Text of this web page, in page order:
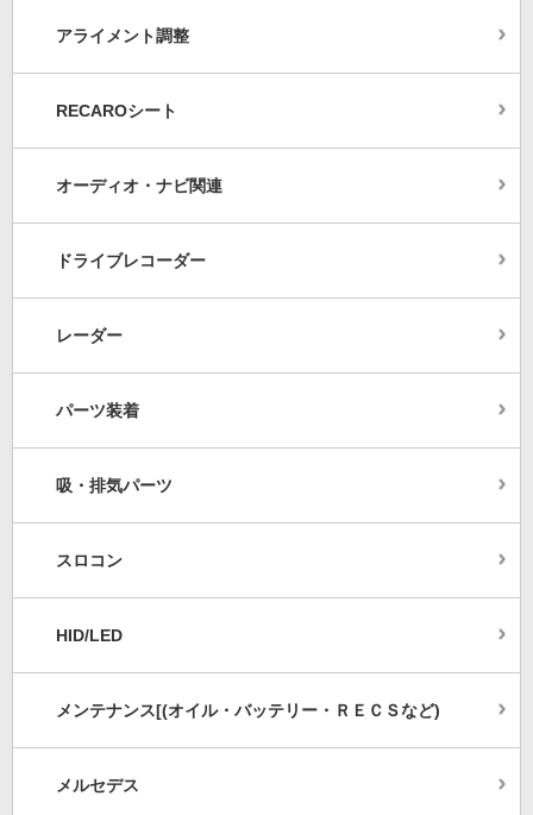
アライメント調整
RECAROシート
オーディオ・ナビ関連
ドライブレコーダー
レーダー
パーツ装着
吸・排気パーツ
スロコン
HID/LED
メンテナンス[(オイル・バッテリー・ＲＥＣＳなど)
メルセデス